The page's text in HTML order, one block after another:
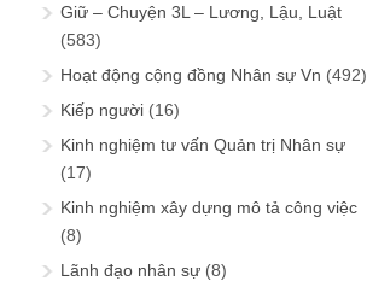
Giữ – Chuyện 3L – Lương, Lậu, Luật
(583)
Hoạt động cộng đồng Nhân sự Vn (492)
Kiếp người (16)
Kinh nghiệm tư vấn Quản trị Nhân sự
(17)
Kinh nghiệm xây dựng mô tả công việc
(8)
Lãnh đạo nhân sự (8)